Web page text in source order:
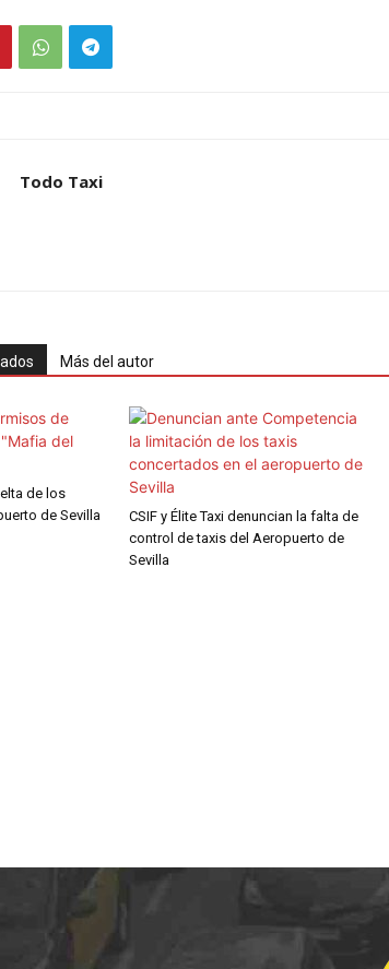
Todo Taxi
Más del autor
de los
de Sevilla
CSIF y Élite Taxi denuncian la falta de
control de taxis del Aeropuerto de
Sevilla